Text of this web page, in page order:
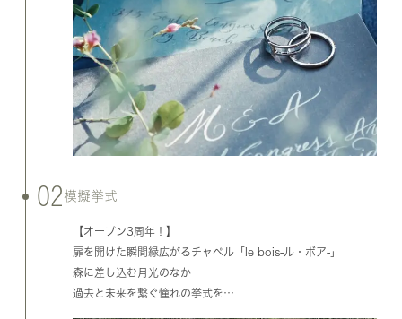
02 模擬挙式
【オープン3周年！】
扉を開けた瞬間緑広がるチャペル「le bois-ル・ボア-」
森に差し込む月光のなか
過去と未来を繋ぐ憧れの挙式を…